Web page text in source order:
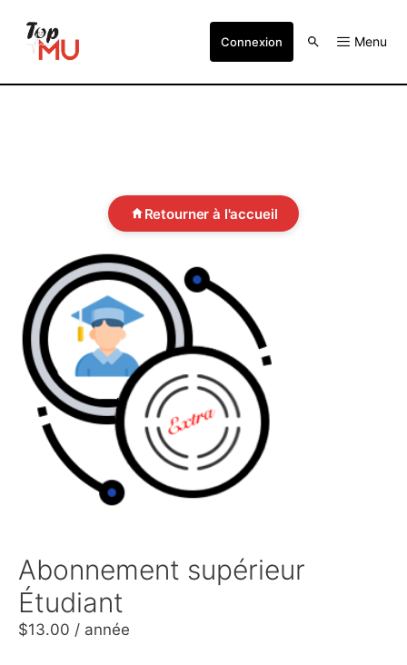
Connexion Menu
Retourner à l'accueil
Abonnement supérieur
Étudiant
$13.00 / année